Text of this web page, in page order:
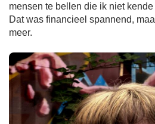
mensen te bellen die ik niet
Dat was financieel spannend,
meer.